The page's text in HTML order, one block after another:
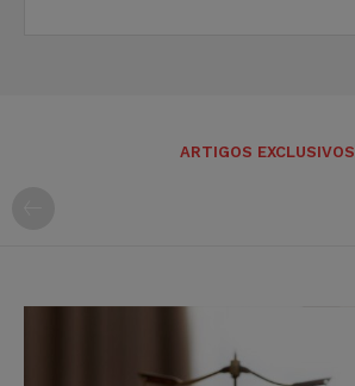
ARTIGOS EXCLUSIVOS